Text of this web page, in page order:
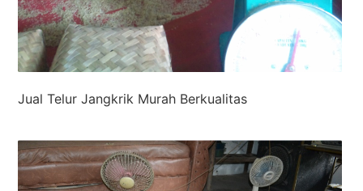
Jual Telur Jangkrik Murah Berkualitas